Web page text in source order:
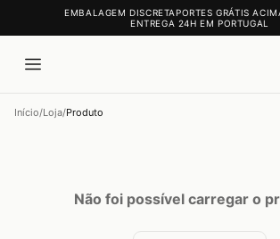
EMBALAGEM DISCRETAPORTES GRÁTIS
ENTREGA 24H EM PORTUGAL
Início/Loja/Produto
Não foi possível carregar o